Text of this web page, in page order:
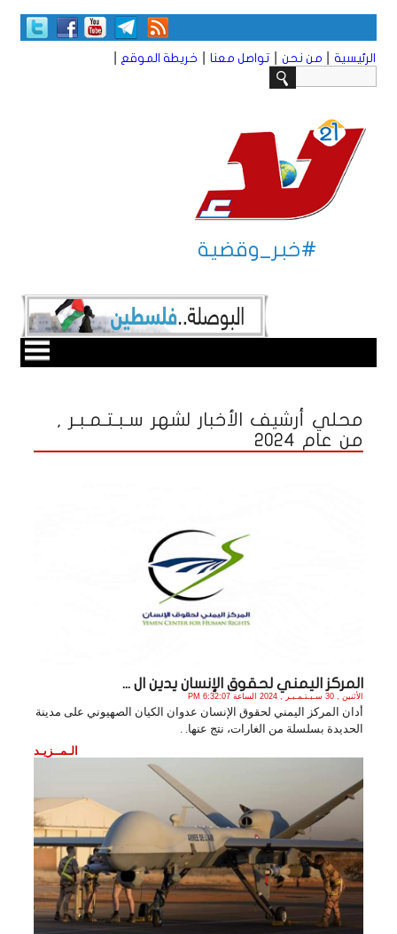
الرئيسية من نحن تواصل معنا خريطة الموقع
#خبر_وقضية
محلي أرشيف الأخبار لشهر سـبـتـمـبـر ,
من عام 2024
المركز اليمني لحقوق الإنسان يدين ال ...
الأثنين , 30 سـبـتـمـبـر , 2024 الساعة 6:32:07 PM
أدان المركز اليمني لحقوق الإنسان عدوان الكيان الصهيوني على مدينة
الحديدة بسلسلة من الغارات، نتج عنها. .
الـمــزيـد